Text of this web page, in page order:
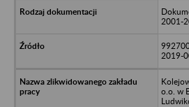
2001-
2019-
o.o. w